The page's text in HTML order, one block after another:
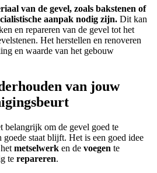
van de gevel, zoals bakstenen of
aanpak nodig zijn. Dit kan
en repareren van de gevel tot het
Het herstellen en renoveren
en waarde van het gebouw
van jouw
belangrijk om de gevel goed te
goede staat blijft. Het is een goed idee
metselwerk en de voegen te
te repareren.